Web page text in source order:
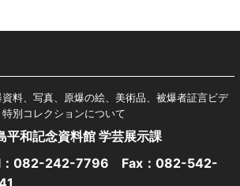
資料、写真、原爆の絵、美術品、被爆者証言ビデ
特別コレクションについて
平和記念資料館 学芸展示課
082-242-7796 Fax：082-542-